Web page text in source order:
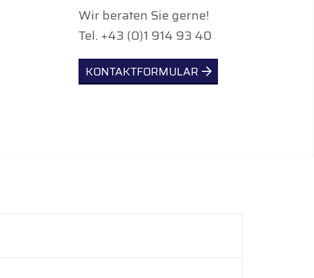
Wir beraten Sie gerne!
Tel. +43 (0)1 914 93 40
KONTAKTFORMULAR